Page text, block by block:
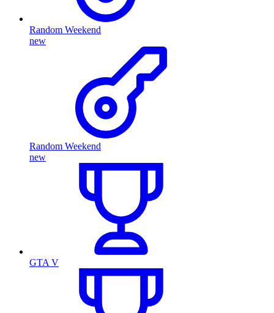
Random Weekend
new
Random Weekend
new
GTA V